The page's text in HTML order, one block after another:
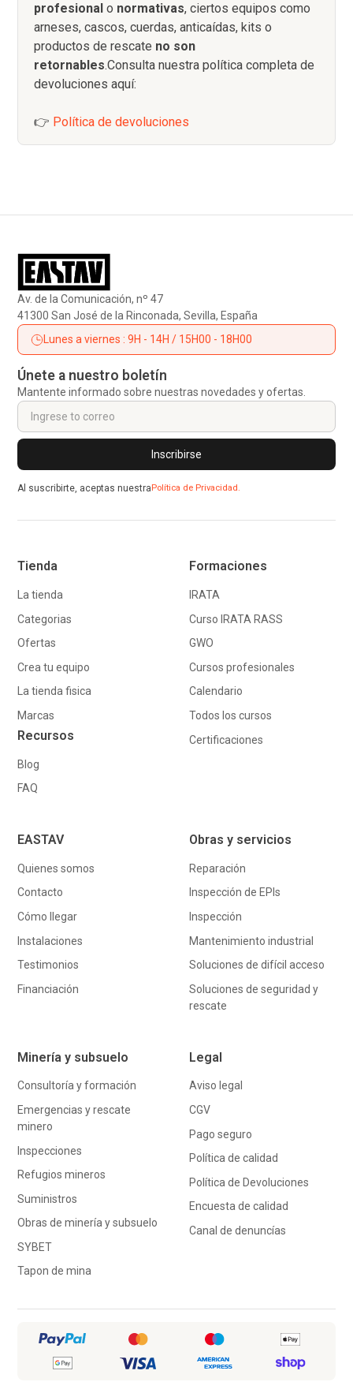
profesional o normativas, ciertos equipos como
arneses, cascos, cuerdas, anticaídas, kits o
productos de rescate no son
retornables.Consulta nuestra política completa de
devoluciones aquí:
👉 Política de devoluciones
Av. de la Comunicación, nº 47
41300 San José de la Rinconada, Sevilla, España
Lunes a viernes : 9H - 14H / 15H00 - 18H00
Únete a nuestro boletín
Mantente informado sobre nuestras novedades y ofertas.
Al suscribirte, aceptas nuestra Política de Privacidad.
Tienda
La tienda
Categorias
Ofertas
Crea tu equipo
La tienda fisica
Marcas
Recursos
Blog
FAQ
Formaciones
IRATA
Curso IRATA RASS
GWO
Cursos profesionales
Calendario
Todos los cursos
Certificaciones
EASTAV
Quienes somos
Contacto
Cómo llegar
Instalaciones
Testimonios
Financiación
Obras y servicios
Reparación
Inspección de EPIs
Inspección
Mantenimiento industrial
Soluciones de difícil acceso
Soluciones de seguridad y
rescate
Minería y subsuelo
Consultoría y formación
Emergencias y rescate
minero
Inspecciones
Refugios mineros
Suministros
Obras de minería y subsuelo
SYBET
Tapon de mina
Legal
Aviso legal
CGV
Pago seguro
Política de calidad
Política de Devoluciones
Encuesta de calidad
Canal de denuncías